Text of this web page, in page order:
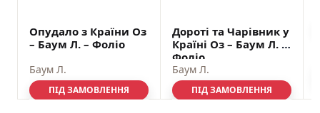
Опудало з Країни Оз
– Баум Л. – Фоліо
Баум Л.
ПІД ЗАМОВЛЕННЯ
Дороті та Чарівник у
Країні Оз – Баум Л. –
Фоліо
Баум Л.
ПІД ЗАМОВЛЕННЯ